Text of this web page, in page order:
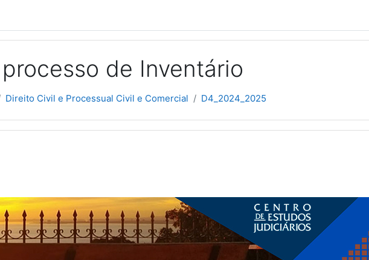
de Inventário
Direito Civil e Processual Civil e Comercial D4_2024_2025